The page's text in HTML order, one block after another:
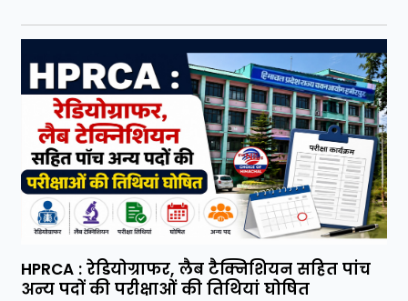
HPRCA : रेडियोग्राफर, लैब टैक्निशियन सहित पांच
अन्य पदों की परीक्षाओं की तिथियां घोषित